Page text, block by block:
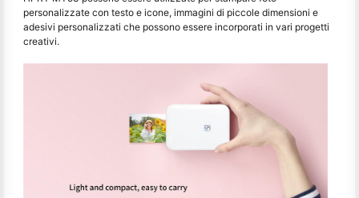
personalizzate con testo e icone, immagini di piccole dimensioni e
adesivi personalizzati che possono essere incorporati in vari progetti
creativi.